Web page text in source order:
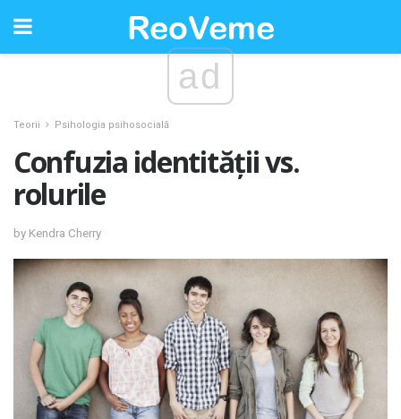
ad
Teorii Psihologia psihosocială
Confuzia identității vs.
rolurile
by Kendra Cherry